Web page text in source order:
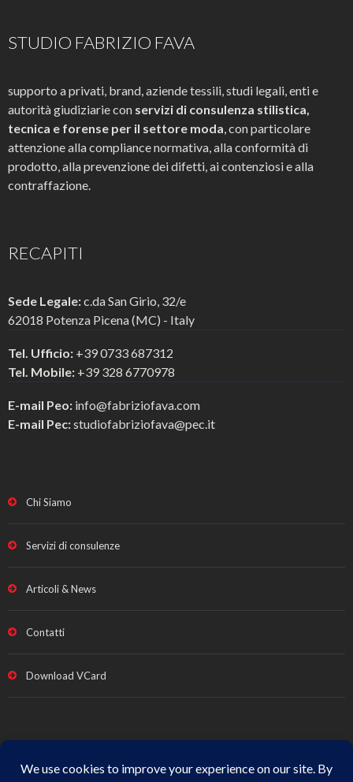
STUDIO FABRIZIO FAVA
supporto a privati, brand, aziende tessili, studi legali, enti e
autorità giudiziarie con servizi di consulenza stilistica,
tecnica e forense per il settore moda, con particolare
attenzione alla compliance normativa, alla conformità di
prodotto, alla prevenzione dei difetti, ai contenziosi e alla
contraffazione.
RECAPITI
Sede Legale:c.da San Girio, 32/e
62018 Potenza Picena (MC) - Italy
Tel. Ufficio: +39 0733 687312
Tel. Mobile: +39 328 6770978
E-mail Peo: info@fabriziofava.com
E-mail Pec:studiofabriziofava@pec.it
Chi Siamo
Servizi di consulenze
Articoli & News
Contatti
Download VCard